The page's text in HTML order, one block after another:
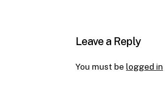
Leave a Reply
You must be logged in